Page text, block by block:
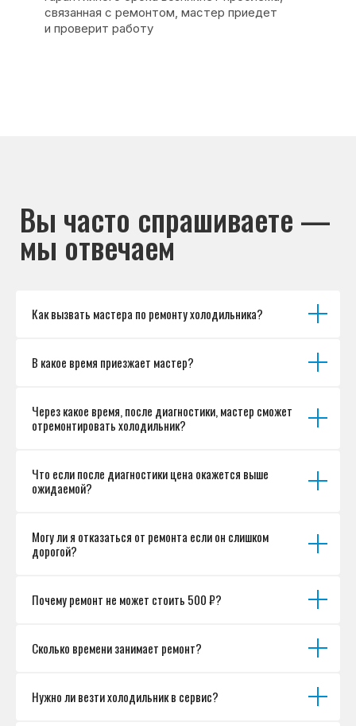
Как вызвать мастера по ремонту холодильника?
В какое время приезжает мастер?
Через какое время, после диагностики, мастер сможет
отремонтировать холодильник?
Что если после диагностики цена окажется выше
ожидаемой?
Могу ли я отказаться от ремонта если он слишком
дорогой?
Почему ремонт не может стоить 500 ₽?
Сколько времени занимает ремонт?
Нужно ли везти холодильник в сервис?
© Сервисный центр «Морозилка.com».
Ремонт холодильников на дому в Москве
и Московской области
Политика обработки персональных данных
Разработка сайта
Для юр.лиц